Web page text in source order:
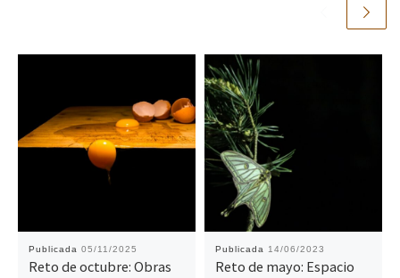
Publicada 05/11/2025
Reto de octubre: Obras
Publicada 14/06/2023
Reto de mayo: Espacio